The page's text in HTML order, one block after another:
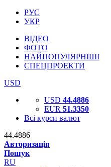
РУС
УКР
ВІДЕО
ФОТО
НАЙПОПУЛЯРНІШІ
СПЕЦПРОЕКТИ
USD
USD 44.4886
EUR 51.3350
Всі курси валют
44.4886
Авторизація
Пошук
RU